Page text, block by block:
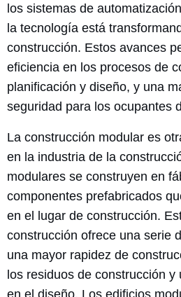
los sistemas de
la tecnología está
construcción. Estos avances
eficiencia en los procesos de
planificación y diseño, y una
seguridad para los ocupantes
La construcción modular es
en la industria de la
modulares se construyen en
componentes prefabricados
en el lugar de construcción.
construcción ofrece una serie
una mayor rapidez de
los residuos de construcción y
en el diseño. Los edificios